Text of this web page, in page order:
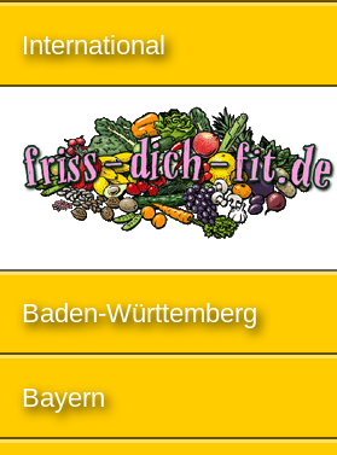
International
Baden-Württemberg
Bayern